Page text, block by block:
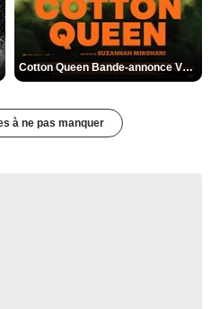
Cotton Queen Bande-annonce VO STFR
à ne pas manquer